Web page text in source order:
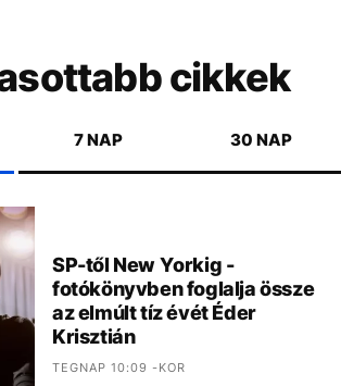
cikkek
7 NAP 30 NAP
SP-től New Yorkig -
fotókönyvben foglalja össze
az elmúlt tíz évét Éder
Krisztián
TEGNAP 10:09 -KOR